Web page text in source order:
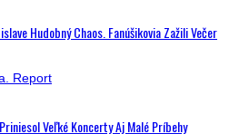
Hudobný Chaos. Fanúšikovia Zažili Večer
Veľké Koncerty Aj Malé Príbehy